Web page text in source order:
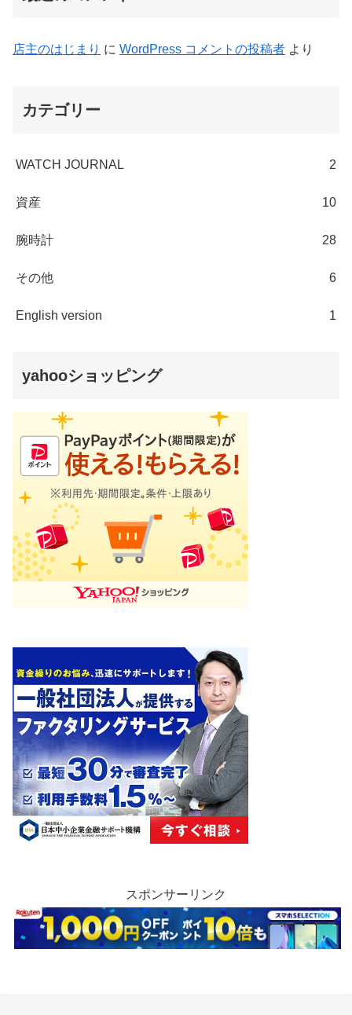
店主のはじまり に WordPress コメントの投稿者 より
カテゴリー
WATCH JOURNAL 2
資産 10
腕時計 28
その他 6
English version 1
yahooショッピング
スポンサーリンク